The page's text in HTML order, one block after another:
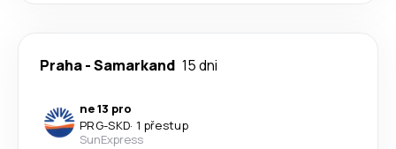
Praha-Samarkand 15 dni
ne 13 pro
PRG-SKD· 1 přestup
SunExpress